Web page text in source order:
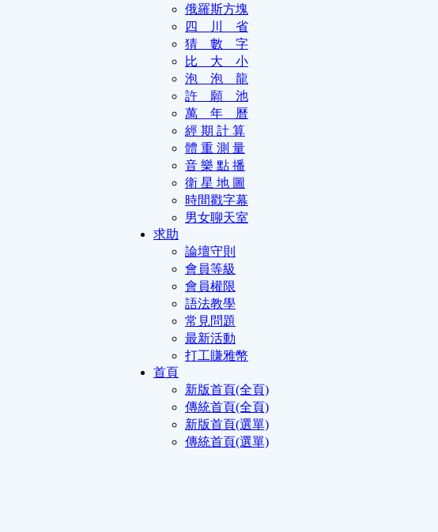
俄羅斯方塊
四 川 省
猜 數 字
比 大 小
泡 泡 龍
許 願 池
萬 年 曆
經 期 計 算
體 重 測 量
音 樂 點 播
衛 星 地 圖
時間戳字幕
男女聊天室
求助
論壇守則
會員等級
會員權限
語法教學
常見問題
最新活動
打工賺雅幣
首頁
新版首頁(全頁)
傳統首頁(全頁)
新版首頁(選單)
傳統首頁(選單)